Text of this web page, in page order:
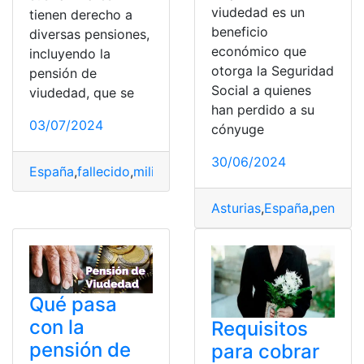
tienen derecho a
diversas pensiones,
incluyendo la
pensión de
viudedad, que se
03/07/2024
España,fallecido,militar pensión,Viudedad
viudedad es un
beneficio
económico que
otorga la Seguridad
Social a quienes
han perdido a su
cónyuge
30/06/2024
Asturias,España,pensión
Qué pasa
con la
pensión de
Requisitos
para cobrar